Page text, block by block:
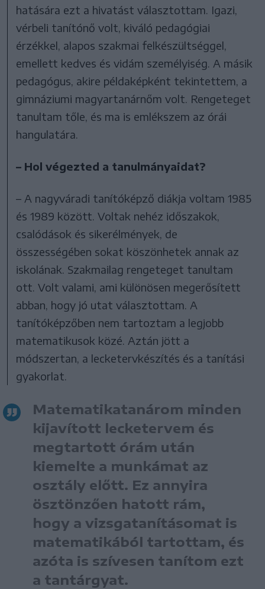
hatására ezt a hivatást választottam. Igazi,
vérbeli tanítónő volt, kiváló pedagógiai
érzékkel, alapos szakmai felkészültséggel,
emellett kedves és vidám személyiség. A másik
pedagógus, akire példaképként tekintettem, a
gimnáziumi magyartanárnőm volt. Rengeteget
tanultam tőle, és ma is emlékszem az órái
hangulatára.
– Hol végezted a tanulmányaidat?
– A nagyváradi tanítóképző diákja voltam 1985
és 1989 között. Voltak nehéz időszakok,
csalódások és sikerélmények, de
összességében sokat köszönhetek annak az
iskolának. Szakmailag rengeteget tanultam
ott. Volt valami, ami különösen megerősített
abban, hogy jó utat választottam. A
tanítóképzőben nem tartoztam a legjobb
matematikusok közé. Aztán jött a
módszertan, a lecketervkészítés és a tanítási
gyakorlat.
Matematikatanárom minden
kijavított lecketervem és
megtartott órám után
kiemelte a munkámat az
osztály előtt. Ez annyira
ösztönzően hatott rám,
hogy a vizsgatanításomat is
matematikából tartottam, és
azóta is szívesen tanítom ezt
a tantárgyat.